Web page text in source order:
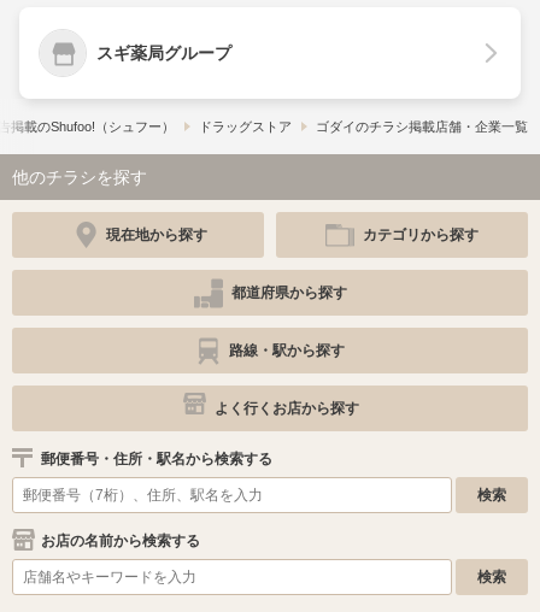
スギ薬局グループ
掲載の​Shufoo!​（シュフー） ドラッグストア ゴダイのチラシ掲載店舗・企業一覧
他のチラシを探す
現在地から探す カテゴリから探す
都道府県から探す
路線・駅から探す
よく行くお店から探す
郵便番号・住所・駅名から検索する
お店の名前から検索する